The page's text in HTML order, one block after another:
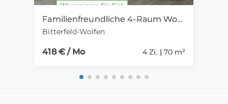
Familienfreundliche 4-Raum Wohnung mit WBS in ruhiger Wohnlage
Bitterfeld-Wolfen
418 € / Mo 4 Zi. | 70 m²